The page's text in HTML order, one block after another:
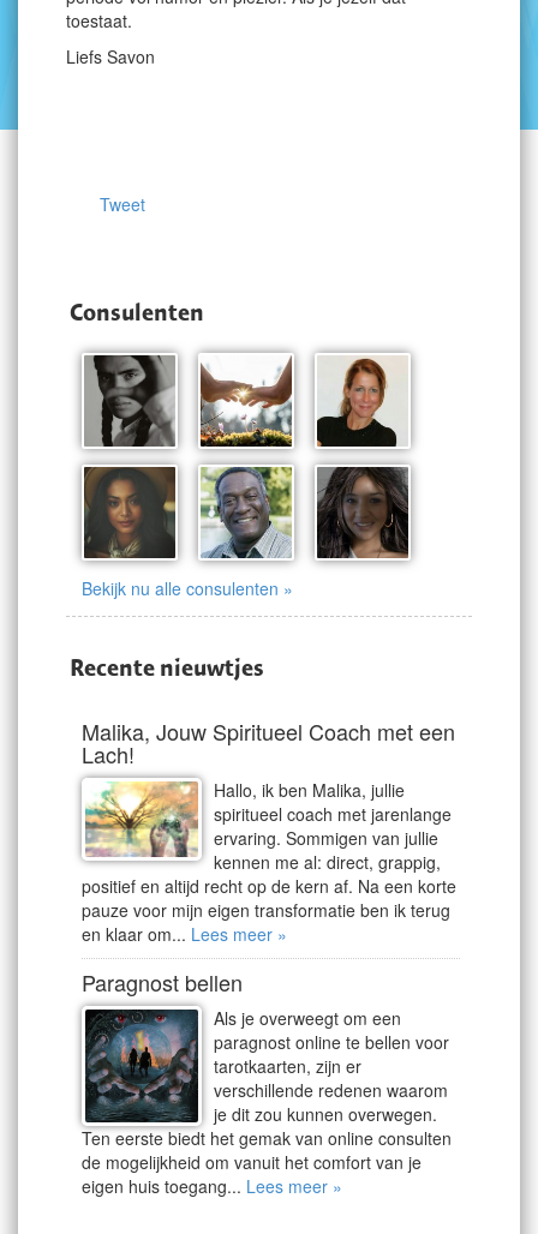
toestaat.
Liefs Savon
Tweet
Consulenten
Bekijk nu alle consulenten »
Recente nieuwtjes
Malika, Jouw Spiritueel Coach met een
Lach!
Hallo, ik ben Malika, jullie
spiritueel coach met jarenlange
ervaring. Sommigen van jullie
kennen me al: direct, grappig,
positief en altijd recht op de kern af. Na een korte
pauze voor mijn eigen transformatie ben ik terug
en klaar om... Lees meer »
Paragnost bellen
Als je overweegt om een
paragnost online te bellen voor
tarotkaarten, zijn er
verschillende redenen waarom
je dit zou kunnen overwegen.
Ten eerste biedt het gemak van online consulten
de mogelijkheid om vanuit het comfort van je
eigen huis toegang... Lees meer »